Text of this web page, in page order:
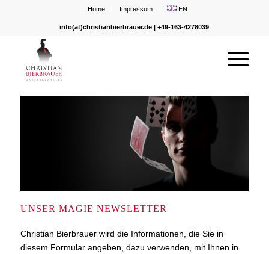
Home Impressum EN
info(at)christianbierbrauer.de | +49-163-4278039
UNSER MAGIE NEWSLETTER
Christian Bierbrauer wird die Informationen, die Sie in
diesem Formular angeben, dazu verwenden, mit Ihnen in